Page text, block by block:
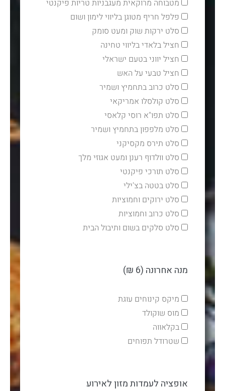
מטבוחה מרוקאית מעגבניות טריות פיקנטי
פלפל חריף מטוגן בליווי לימון ושום
סלט ירקות שוק ומעט סומק
חציל בלאדי בליווי טחינה
חציל יווני בטעם ישראלי
חציל טבעי על האש
סלט כרוב בתחמיץ ושמיר
סלט קולסלו אמריקאי
סלט תפו"א רוסי קלאסי
סלט מלפפון בתחמיץ ושמיר
סלט תירס מקסיקני
סלט וולדוף רענן ומעט אגוזי מלך
סלט תורכי פיקנטי
סלט בטטה בצ'ילי
סלט ירוקים וחמוציות
סלט כרוב וחמוציות
סלט סלקים בשום ותיבול הבית
מנה אחרונה (6 ₪)
מיקס קינוחים עוגת
מוס שוקולד
בקלאווה
שטרודל תפוחים
אופציה לעמדות מזון לאירוע